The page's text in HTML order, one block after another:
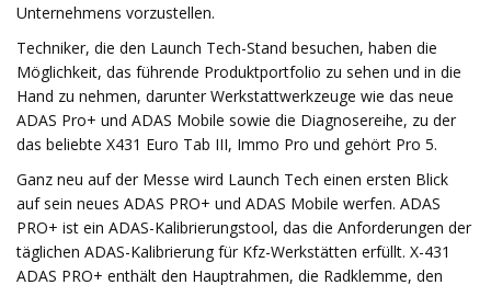
Unternehmens vorzustellen.
Techniker, die den Launch Tech-Stand besuchen, haben die
Möglichkeit, das führende Produktportfolio zu sehen und in die
Hand zu nehmen, darunter Werkstattwerkzeuge wie das neue
ADAS Pro+ und ADAS Mobile sowie die Diagnosereihe, zu der
das beliebte X431 Euro Tab III, Immo Pro und gehört Pro 5.
Ganz neu auf der Messe wird Launch Tech einen ersten Blick
auf sein neues ADAS PRO+ und ADAS Mobile werfen. ADAS
PRO+ ist ein ADAS-Kalibrierungstool, das die Anforderungen der
täglichen ADAS-Kalibrierung für Kfz-Werkstätten erfüllt. X-431
ADAS PRO+ enthält den Hauptrahmen, die Radklemme, den